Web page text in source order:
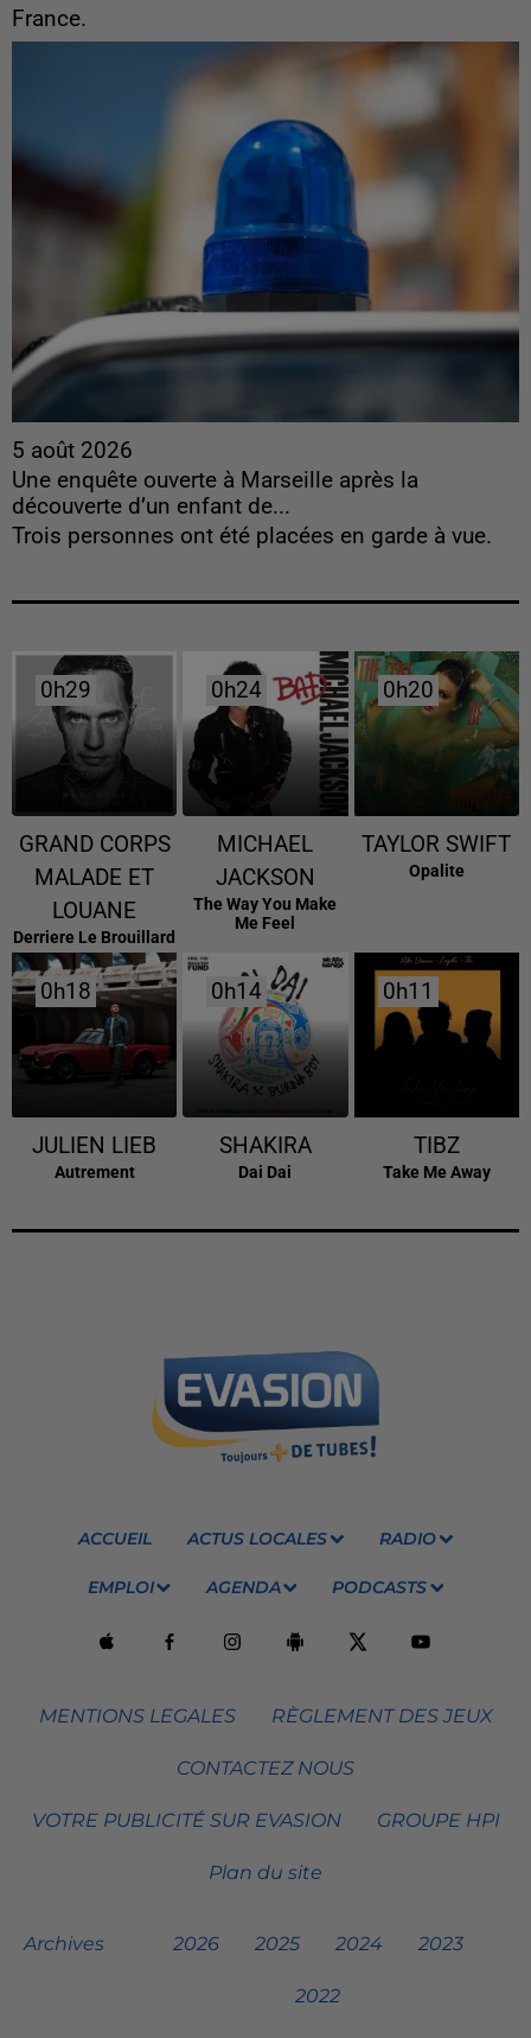
France.
5 août 2026
Une enquête ouverte à Marseille après la
découverte d’un enfant de...
Trois personnes ont été placées en garde à vue.
0h29
0h29
GRAND CORPS
MALADE ET
LOUANE
Derriere Le Brouillard
0h24
0h24
MICHAEL
JACKSON
The Way You Make
Me Feel
0h20
0h20
TAYLOR SWIFT
Opalite
0h18
0h18
JULIEN LIEB
Autrement
0h14
0h14
SHAKIRA
Dai Dai
0h11
0h11
TIBZ
Take Me Away
ACCUEIL ACTUS LOCALES RADIO
EMPLOI AGENDA PODCASTS
MENTIONS LEGALES RÈGLEMENT DES JEUX
CONTACTEZ NOUS
VOTRE PUBLICITÉ SUR EVASION GROUPE HPI
Plan du site
Archives 2026 2025 2024 2023
2022